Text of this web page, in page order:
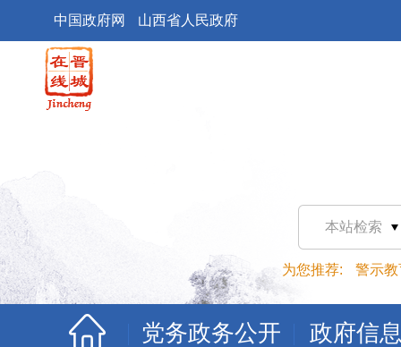
中国政府网 山西省人民政府
本站检索
为您推荐: 警示教
党务政务公开 政府信